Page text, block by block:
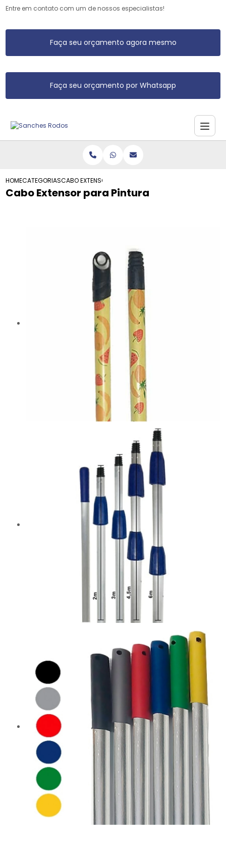
Entre em contato com um de nossos especialistas!
Faça seu orçamento agora mesmo
Faça seu orçamento por Whatsapp
HOMECATEGORIASCABO EXTENSOR PARA PINTURA
Cabo Extensor para Pintura